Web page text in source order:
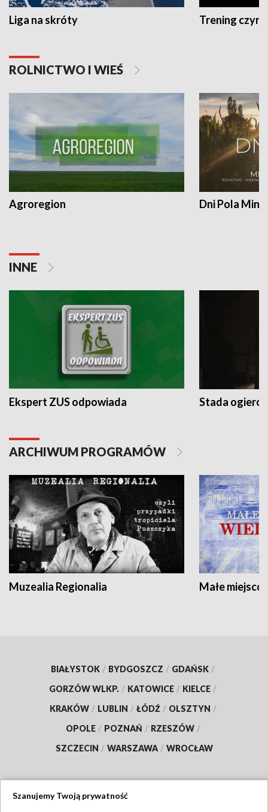
Liga na skróty Trening czyni
ROLNICTWO I WIEŚ
Agroregion Dni Pola
INNE
Ekspert ZUS odpowiada Stada
ARCHIWUM PROGRAMÓW
Muzealia Regionalia Małe
BIAŁYSTOK / BYDGOSZCZ / GDAŃSK /
GORZÓW WLKP. / KATOWICE / KIELCE /
KRAKÓW / LUBLIN / ŁÓDŹ / OLSZTYN /
OPOLE / POZNAŃ / RZESZÓW /
SZCZECIN / WARSZAWA / WROCŁAW
Szanujemy Twoją prywatność